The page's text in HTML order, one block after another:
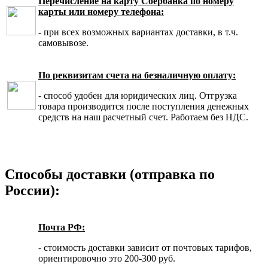
карты или номеру телефона:
- при всех возможных вариантах доставки, в т.ч.
самовывозе.
По реквизитам счета на безналичную оплату:
- способ удобен для юридических лиц. Отгрузка
товара производится после поступления денежных
средств на наш расчетный счет. Работаем без НДС.
Способы доставки (отправка по
России):
Почта РФ:
- стоимость доставки зависит от почтовых тарифов,
ориентировочно это 200-300 руб.